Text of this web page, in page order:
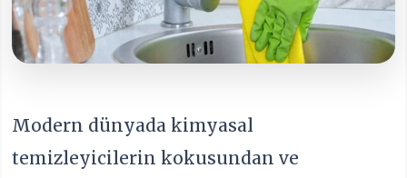
Modern dünyada kimyasal
temizleyicilerin kokusundan ve